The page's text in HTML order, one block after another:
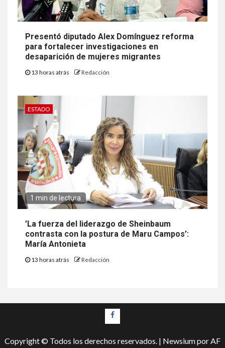
Presentó diputado Alex Domínguez reforma
para fortalecer investigaciones en
desaparición de mujeres migrantes
13 horas atrás Redacción
ESTADO
1 min de lectura
’La fuerza del liderazgo de Sheinbaum
contrasta con la postura de Maru Campos’:
María Antonieta
13 horas atrás Redacción
Copyright © Todos los derechos reservados. | Newsiumpor AF